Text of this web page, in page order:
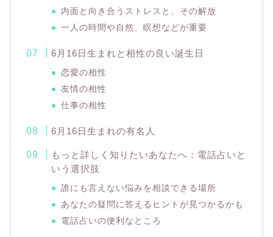
内面と向き合うストレスと、その解放
一人の時間や自然、瞑想などが重要
6月16日生まれと相性の良い誕生日
恋愛の相性
友情の相性
仕事の相性
6月16日生まれの有名人
もっと詳しく知りたいあなたへ：電話占いと
いう選択肢
誰にも言えない悩みを相談できる場所
あなたの疑問に答えるヒントが見つかるかも
電話占いの便利なところ